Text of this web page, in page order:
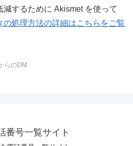
減するために Akismet を使って
の処理方法の詳細はこちらをご覧
らのDM
番号一覧サイト